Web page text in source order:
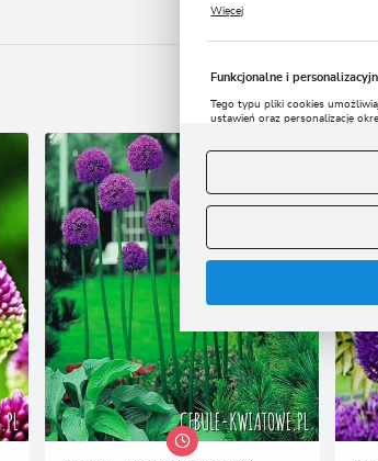
ustawień preferencji
Więcej
Funkcjonalne i
Tego typu pliki cookies
ustawień oraz personalizację
strony poprzez dopasowanie jej
funkcjonalne i personalizacyjne
Cookies analityczne pozwalają
internetowej, miejsca oraz
nam na ocenę naszych
użytkowników. Zgromadzone
Reklamowe
Dzięki reklamowym plikom
stronach naszych partnerów.
Promocyjne pliki cookies służą
Twoich upodobań oraz Twoich
promocyjne mogą pojawić się
partnerami oraz innych
prezentujących nasze treści w
Więcej
Waluta
Polski złoty (PLN)